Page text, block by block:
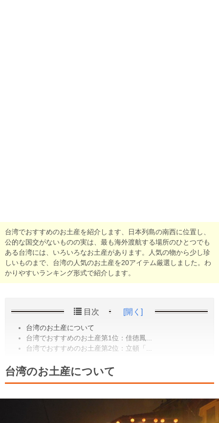
台湾でおすすめのお土産を紹介します、日本列島の南西に位置し、
公的な国交がないものの実は、最も海外渡航する場所のひとつでも
ある台湾には、いろいろなお土産があります。人気の物から少し珍
しいものまで、台湾の人気のお土産を20アイテム厳選しました。わ
かりやすいランキング形式で紹介します。
目次 [開く]
台湾のお土産について
台湾でおすすめのお土産第1位：佳徳鳳...
台湾でおすすめのお土産第2位：立頓「...
台湾のお土産について